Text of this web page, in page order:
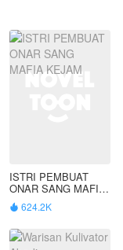
ISTRI PEMBUAT
ONAR SANG MAFIA
KEJAM
 624.2K